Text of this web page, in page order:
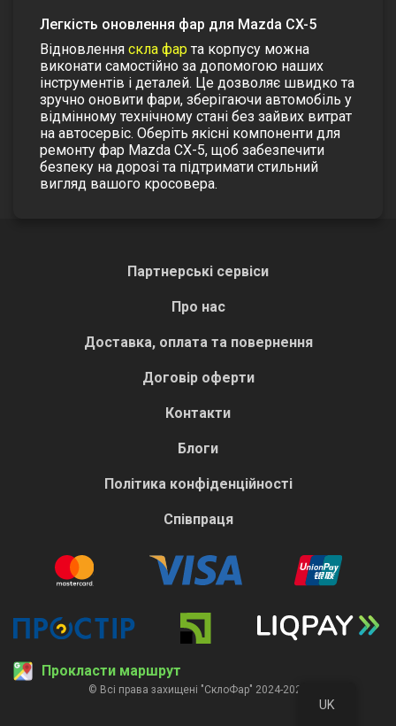
UK
Легкість оновлення фар для Mazda CX-5
Відновлення скла фар та корпусу можна
виконати самостійно за допомогою наших
інструментів і деталей. Це дозволяє швидко та
зручно оновити фари, зберігаючи автомобіль у
відмінному технічному стані без зайвих витрат
на автосервіс. Оберіть якісні компоненти для
ремонту фар Mazda CX-5, щоб забезпечити
безпеку на дорозі та підтримати стильний
вигляд вашого кросовера.
Партнерські сервіси
Про нас
Доставка, оплата та повернення
Договір оферти
Контакти
Блоги
Політика конфіденційності
Співпраця
Прокласти маршрут
© Всі права захищені "СклоФар" 2024-2026